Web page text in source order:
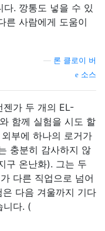
. 깡통도 넣을 수 있
른 사람에게 도움이
론 클로이 버
소스
젠가 두 개의 EL-
함께 실험을 시도 할
부에 하나의 로거가
충분히 감사하지 않
구 온난화). 그는 두
다른 직업으로 넘어
다음 겨울까지 기다
니다. (